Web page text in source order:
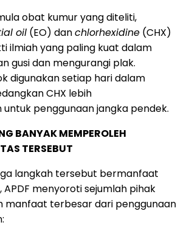
obat kumur yang diteliti,
oil (EO) danchlorhexidine (CHX)
ilmiah yang paling kuat dalam
gusi dan mengurangi plak.
digunakan setiap hari dalam
CHX lebih
penggunaan jangka pendek.
BANYAK MEMPEROLEH
TERSEBUT
langkah tersebut bermanfaat
APDF menyoroti sejumlah pihak
manfaat terbesar dari penggunaan